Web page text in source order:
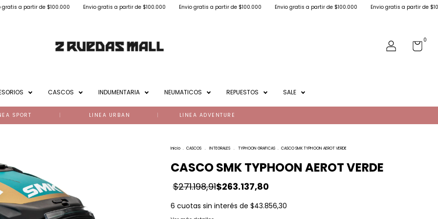
de $100.000 Envio gratis a partir de $100.000 Envio gratis a partir de $100.000 Envio gratis a partir de $100.000 Envio gratis a partir de $100.000
0
CASCOS INDUMENTARIA NEUMATICOS REPUESTOS SALE
LINEA ADVENTURE
SPORT LINEA URBAN
Inicio . CASCOS . INTEGRALES . TYPHOON GRAFICAS . CASCO SMK TYPHOON AEROT VERDE
CASCO SMK TYPHOON AEROT VERDE
$263.137,80
$271.198,91
6 cuotas sin interés de $43.856,30